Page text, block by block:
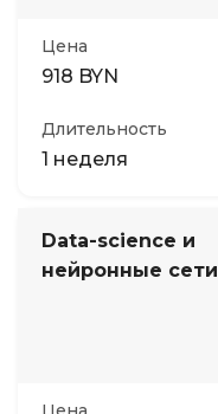
Цена
918 BYN
Длительность
1 неделя
Data-science и
нейронные сети